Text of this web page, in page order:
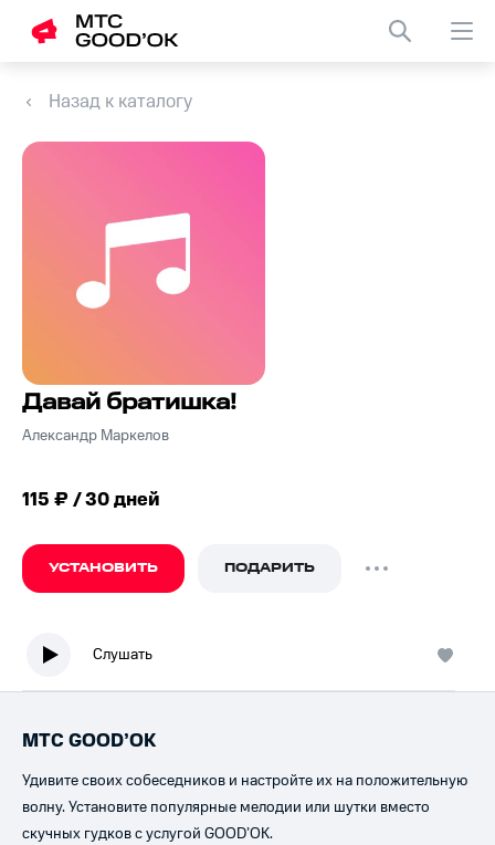
Назад к каталогу
Давай братишка!
Александр Маркелов
115 ₽ / 30 дней
УСТАНОВИТЬ ПОДАРИТЬ
Слушать
МТС GOOD’OK
Удивите своих собеседников и настройте их на положительную
волну. Установите популярные мелодии или шутки вместо
скучных гудков с услугой GOOD’OK.